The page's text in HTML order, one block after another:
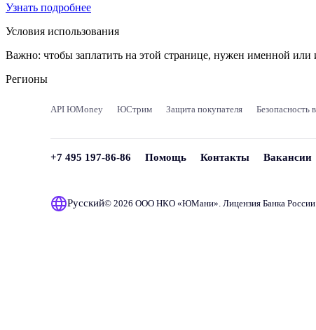
Узнать подробнее
Условия использования
Важно: чтобы заплатить на этой странице, нужен именной
Регионы
API ЮMoney ЮСтрим Защита покупателя Безопасность
+7 495 197-86-86 Помощь Контакты Вакансии
Русский© 2026 ООО НКО «ЮМани». Лицензия Банка